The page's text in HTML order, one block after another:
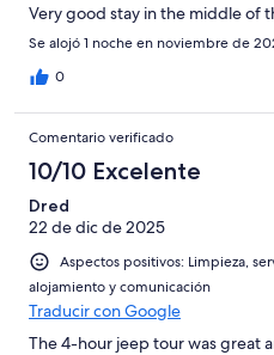
Very good stay in the middle of
Se alojó 1 noche en noviembre de
0
Comentario verificado
10/10 Excelente
Dred
22 de dic de 2025
Aspectos positivos: Limpieza,
alojamiento y comunicación
Traducir con Google
The 4-hour jeep tour was great